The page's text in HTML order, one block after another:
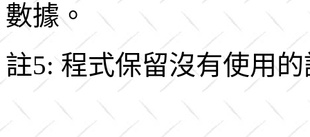
數據。
註5: 程式保留沒有使用